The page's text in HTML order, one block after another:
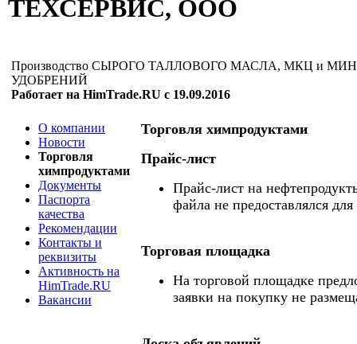
ТЕХСЕРВИС, ООО
Производство СЫРОГО ТАЛЛОВОГО МАСЛА, МКЦ и
УДОБРЕНИЙ
Работает на HimTrade.RU с 19.09.2016
О компании
Новости
Торговля
химпродуктами
Документы
Паспорта
качества
Рекомендации
Контакты и
реквизиты
Активность на
HimTrade.RU
Вакансии
Торговля химпродуктами
Прайс-лист
Прайс-лист на
файла не предоставлялся
Торговая площадка
На торговой площадке
заявки на покупку не